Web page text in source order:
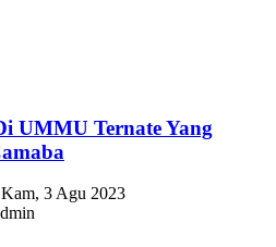
UMMU Ternate Yang
Kam, 3 Agu 2023